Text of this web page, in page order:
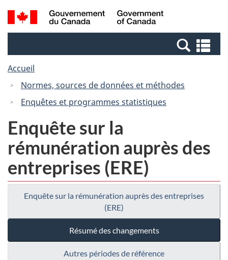
Passer
au
Passer
à
Canada
Recherche
et
et
Accueil
Normes, sources de données et méthodes
Enquêtes et programmes statistiques
Enquête sur la
rémunération auprès des
entreprises (ERE)
Enquête sur la rémunération auprès des entreprises
(ERE)
Résumé des changements
Autres périodes de référence